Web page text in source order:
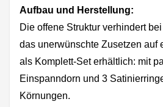
Aufbau und Herstellung:
Die offene Struktur verhindert
das unerwünschte Zusetzen auf
als Komplett-Set erhältlich: mit
Einspanndorn und 3
Körnungen.